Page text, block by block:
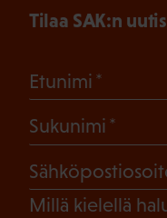
Tilaa SAK:n
Etunimi
Sukunimi
Millä kielellä